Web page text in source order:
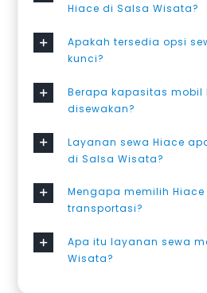
Hiace di Salsa Wisata?
Apakah tersedia opsi
kunci?
Berapa kapasitas mobil
disewakan?
Layanan sewa Hiace
di Salsa Wisata?
Mengapa memilih
transportasi?
Apa itu layanan sewa
Wisata?